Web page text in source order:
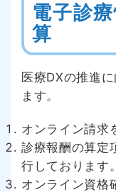
電子診
算
医療DXの推進
ます。
オンライン請求
診療報酬の算定
行しております。
オンライン資格